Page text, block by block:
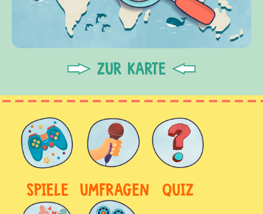
ZUR KARTE
SPIELE UMFRAGEN QUIZ